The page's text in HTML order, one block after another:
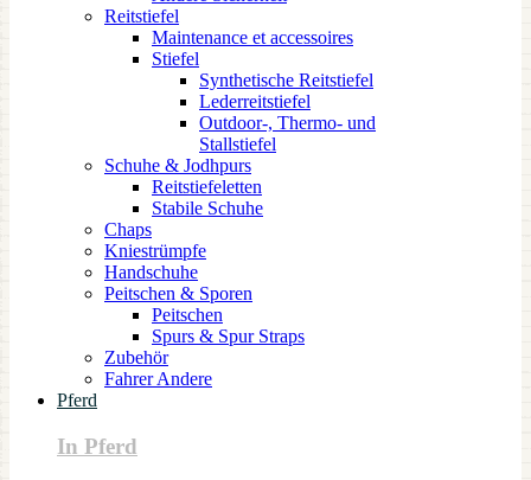
Reitstiefel
Maintenance et accessoires
Stiefel
Synthetische Reitstiefel
Lederreitstiefel
Outdoor-, Thermo- und
Stallstiefel
Schuhe & Jodhpurs
Reitstiefeletten
Stabile Schuhe
Chaps
Kniestrümpfe
Handschuhe
Peitschen & Sporen
Peitschen
Spurs & Spur Straps
Zubehör
Fahrer Andere
Pferd
In Pferd